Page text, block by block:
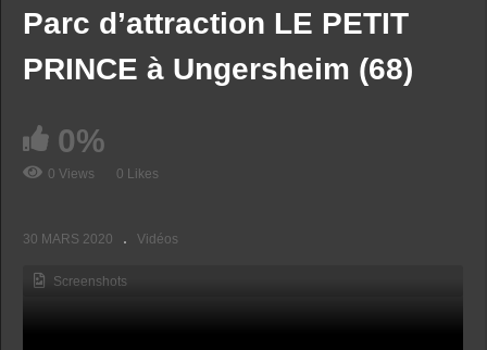
Parc d’attraction LE PETIT
PRINCE à Ungersheim (68)
0%
0 Views 0 Likes
30 MARS 2020 Vidéos
Screenshots